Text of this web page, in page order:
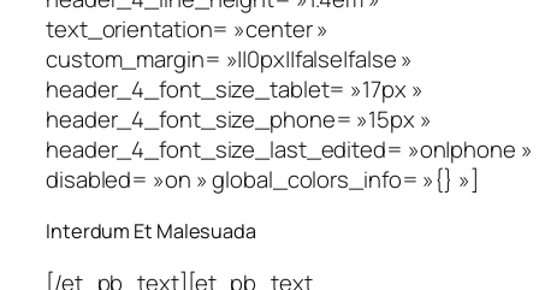
text_orientation= »center »
custom_margin= »||0px||false|false »
header_4_font_size_tablet= »17px »
header_4_font_size_phone= »15px »
header_4_font_size_last_edited= »on|phone »
disabled= »on » global_colors_info= »{} »]
Interdum Et Malesuada
[/et_pb_text][et_pb_text